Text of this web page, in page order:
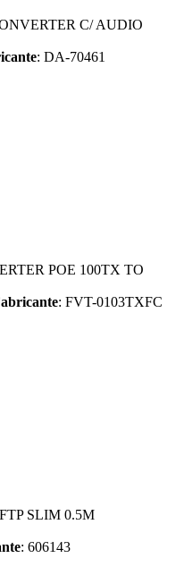
C/ AUDIO
: DA-70461
POE 100TX TO
: FVT-0103TXFC
SLIM 0.5M
: 606143